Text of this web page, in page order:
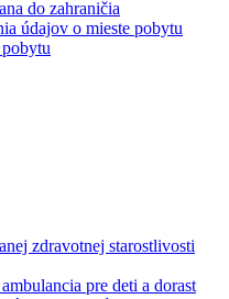
do zahraničia
údajov o mieste pobytu
zdravotnej starostlivosti
pre deti a dorast